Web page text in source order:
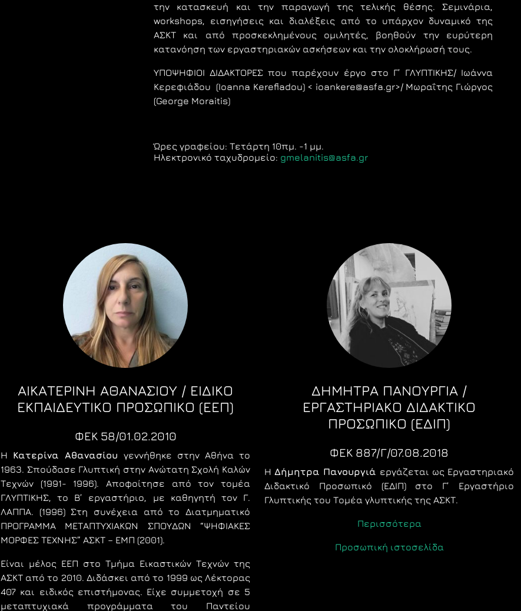
την κατασκευή και την παραγωγή της τελικής θέσης. Σεμινάρια,
workshops, εισηγήσεις και διαλέξεις από το υπάρχον δυναμικό της
ΑΣΚΤ και από προσκεκλημένους ομιλητές, βοηθούν την ευρύτερη
κατανόηση των εργαστηριακών ασκήσεων και την ολοκλήρωσή τους.
YΠOΨΗΦΙΟΙ ΔΙΔΑΚΤΟΡΕΣ που παρέχουν έργο στο Γ’ ΓΛΥΠΤΙΚΗΣ/ Ιωάννα
Κερεφιάδου (Ioanna Kerefiadou) < ioankere@asfa.gr>/ Μωραΐτης Γιώργος
(George Moraitis)
Ώρες γραφείου: Τετάρτη 10πμ. -1 μμ.
Ηλεκτρονικό ταχυδρομείο: gmelanitis@asfa.gr
ΑΙΚΑΤΕΡΙΝΗ ΑΘΑΝΑΣΙΟΥ / ΕΙΔΙΚΌ
ΕΚΠΑΙΔΕΥΤΙΚΌ ΠΡΟΣΩΠΙΚΌ (ΕΕΠ)
ΦΕΚ 58/01.02.2010
Η Κατερίνα Αθανασίου γεννήθηκε στην Αθήνα το
1963. Σπούδασε Γλυπτική στην Ανώτατη Σχολή Καλών
Τεχνών (1991- 1996). Αποφοίτησε από τον τομέα
ΓΛΥΠΤΙΚΗΣ, το B’ εργαστήριο, με καθηγητή τον Γ.
ΛΑΠΠΑ. (1996) Στη συνέχεια από το Διατμηματικό
ΠΡΟΓΡΑΜΜΑ ΜΕΤΑΠΤΥΧΙΑΚΩΝ ΣΠΟΥΔΩΝ “ΨΗΦΙΑΚΕΣ
ΜΟΡΦΕΣ ΤΕΧΝΗΣ” ΑΣΚΤ – ΕΜΠ (2001).
Είναι μέλος ΕΕΠ στο Τμήμα Εικαστικών Τεχνών της
ΑΣΚΤ από το 2010. Διδάσκει από το 1999 ως Λέκτορας
407 και ειδικός επιστήμονας. Είχε συμμετοχή σε 5
μεταπτυχιακά προγράμματα του Παντείου
ΔΗΜΗΤΡΑ ΠΑΝΟΥΡΓΙΑ /
ΕΡΓΑΣΤΗΡΙΑΚΌ ΔΙΔΑΚΤΙΚΌ
ΠΡΟΣΩΠΙΚΌ (ΕΔΙΠ)
ΦΕΚ 887/Γ/07.08.2018
Η Δήμητρα Πανουργιά εργάζεται ως Εργαστηριακό
Διδακτικό Προσωπικό (ΕΔΙΠ) στο Γ’ Εργαστήριο
Γλυπτικής του Τομέα γλυπτικής της ΑΣΚΤ.
Περισσότερα
Προσωπική ιστοσελίδα